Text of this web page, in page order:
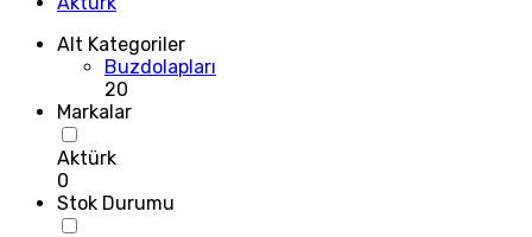
Alt Kategoriler
Buzdolapları
20
Markalar
Aktürk
0
Stok Durumu